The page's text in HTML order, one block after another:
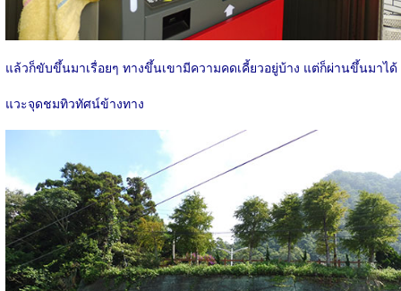
แล้วก็ขับขึ้นมาเรื่อยๆ ทางขึ้นเขามีความคดเคี้ยวอยู่บ้าง แต่ก็ผ่านขึ้นมาได้
แวะจุดชมทิวทัศน์ข้างทาง